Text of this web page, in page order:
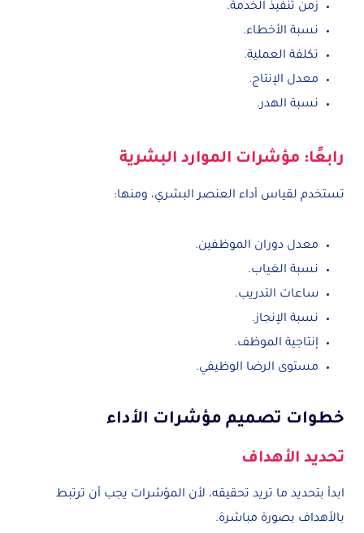
زمن تنفيذ الخدمة.
نسبة الأخطاء.
تكلفة العملية.
معدل الإنتاج.
نسبة الهدر.
رابعًا: مؤشرات الموارد البشرية
تستخدم لقياس أداء العنصر البشري، ومنها:
معدل دوران الموظفين.
نسبة الغياب.
ساعات التدريب.
نسبة الإنجاز.
إنتاجية الموظف.
مستوى الرضا الوظيفي.
خطوات تصميم مؤشرات الأداء
تحديد الأهداف
ابدأ بتحديد ما تريد تحقيقه، لأن المؤشرات يجب أن ترتبط
بالأهداف بصورة مباشرة.